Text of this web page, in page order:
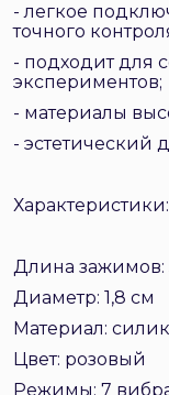
- легкое
точного
- подходит для
экспериментов;
- материалы
- эстетический
Характеристики:
Длина зажимов:
Диаметр: 1,8 см
Материал:
Цвет: розовый
Режимы: 7